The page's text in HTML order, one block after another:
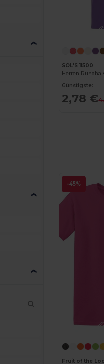
SOL'S 11500
Herren
Günstigste:
2,78 €
-45%
Fruit of the